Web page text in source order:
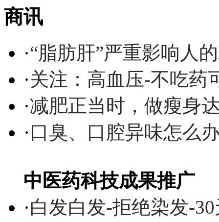
商讯
·“脂肪肝”严重影响人
·关注：高血压-不吃药
·减肥正当时，做瘦身
·口臭、口腔异味怎么
中医药科技成果推广
·白发白发-拒绝染发-